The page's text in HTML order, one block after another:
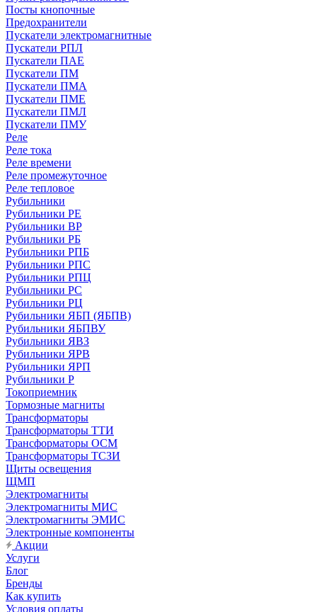
Посты кнопочные
Предохранители
Пускатели электромагнитные
Пускатели РПЛ
Пускатели ПАЕ
Пускатели ПМ
Пускатели ПМА
Пускатели ПМЕ
Пускатели ПМЛ
Пускатели ПМУ
Реле
Реле тока
Реле времени
Реле промежуточное
Реле тепловое
Рубильники
Рубильники РЕ
Рубильники ВР
Рубильники РБ
Рубильники РПБ
Рубильники РПС
Рубильники РПЦ
Рубильники РС
Рубильники РЦ
Рубильники ЯБП (ЯБПВ)
Рубильники ЯБПВУ
Рубильники ЯВЗ
Рубильники ЯРВ
Рубильники ЯРП
Рубильники Р
Токоприемник
Тормозные магниты
Трансформаторы
Трансформаторы ТТИ
Трансформаторы ОСМ
Трансформаторы ТСЗИ
Щиты освещения
ЩМП
Электромагниты
Электромагниты МИС
Электромагниты ЭМИС
Электронные компоненты
Акции
Услуги
Блог
Бренды
Как купить
Условия оплаты